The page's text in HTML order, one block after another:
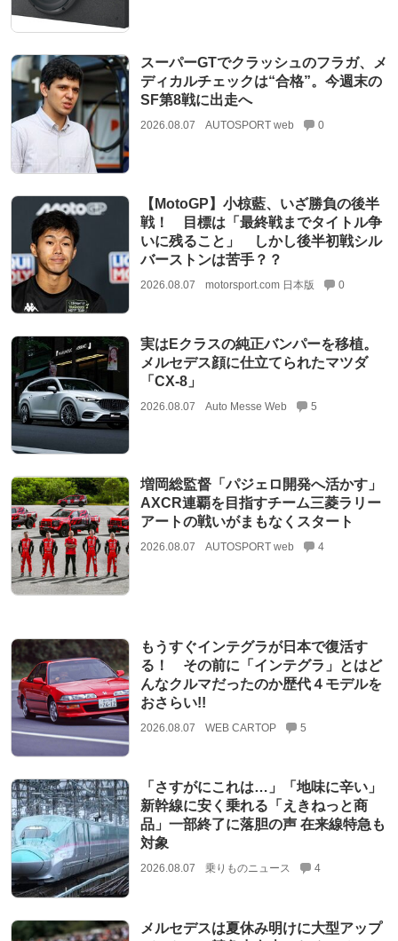
スーパーGTでクラッシュのフラガ、メ
ディカルチェックは“合格”。今週末の
SF第8戦に出走へ
2026.08.07 AUTOSPORT web 0
【MotoGP】小椋藍、いざ勝負の後半
戦！ 目標は「最終戦までタイトル争
いに残ること」 しかし後半初戦シル
バーストンは苦手？？
2026.08.07 motorsport.com 日本版 0
実はEクラスの純正バンパーを移植。
メルセデス顔に仕立てられたマツダ
「CX-8」
2026.08.07 Auto Messe Web 5
増岡総監督「パジェロ開発へ活かす」
AXCR連覇を目指すチーム三菱ラリー
アートの戦いがまもなくスタート
2026.08.07 AUTOSPORT web 4
もうすぐインテグラが日本で復活す
る！ その前に「インテグラ」とはど
んなクルマだったのか歴代４モデルを
おさらい!!
2026.08.07 WEB CARTOP 5
「さすがにこれは…」「地味に辛い」
新幹線に安く乗れる「えきねっと商
品」一部終了に落胆の声 在来線特急も
対象
2026.08.07 乗りものニュース 4
メルセデスは夏休み明けに大型アップ